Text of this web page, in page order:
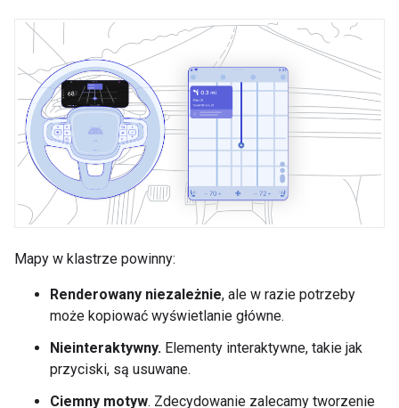
Mapy w klastrze powinny:
Renderowany niezależnie, ale w razie potrzeby
może kopiować wyświetlanie główne.
Nieinteraktywny. Elementy interaktywne, takie jak
przyciski, są usuwane.
Ciemny motyw. Zdecydowanie zalecamy tworzenie